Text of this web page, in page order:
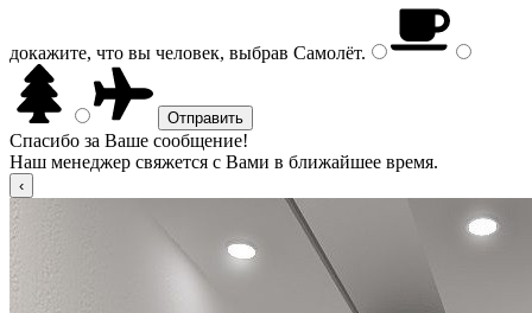
докажите, что вы человек, выбрав Самолёт.
Спасибо за Ваше сообщение!
Наш менеджер свяжется с Вами в ближайшее время.